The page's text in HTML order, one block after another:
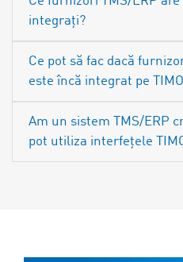
integrați?
Ce pot să fac dacă
este încă integrat pe
Am un sistem TMS/ERP
pot utiliza interfețele